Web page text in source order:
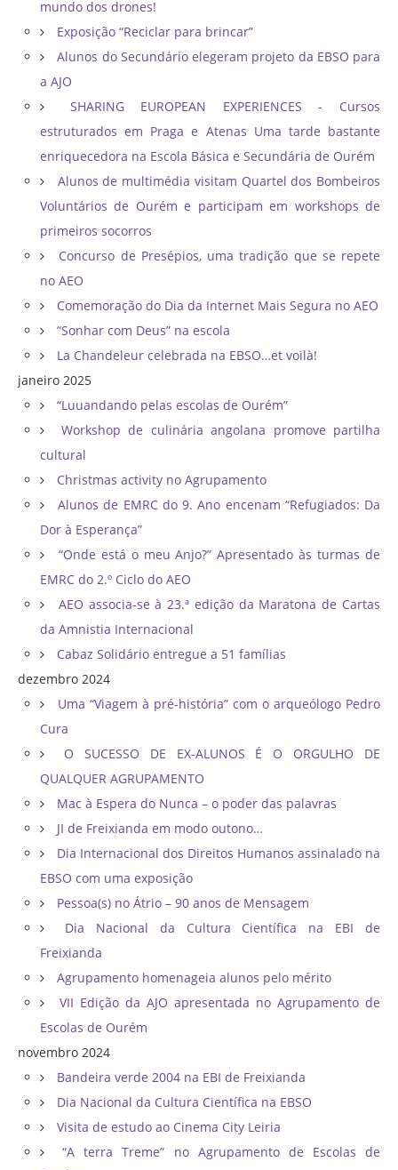
mundo dos drones!
Exposição “Reciclar para brincar”
Alunos do Secundário elegeram projeto da EBSO para
a AJO
SHARING EUROPEAN EXPERIENCES - Cursos
estruturados em Praga e Atenas Uma tarde bastante
enriquecedora na Escola Básica e Secundária de Ourém
Alunos de multimédia visitam Quartel dos Bombeiros
Voluntários de Ourém e participam em workshops de
primeiros socorros
Concurso de Presépios, uma tradição que se repete
no AEO
Comemoração do Dia da Internet Mais Segura no AEO
“Sonhar com Deus” na escola
La Chandeleur celebrada na EBSO…et voilà!
janeiro 2025
“Luuandando pelas escolas de Ourém”
Workshop de culinária angolana promove partilha
cultural
Christmas activity no Agrupamento
Alunos de EMRC do 9. Ano encenam “Refugiados: Da
Dor à Esperança”
“Onde está o meu Anjo?” Apresentado às turmas de
EMRC do 2.º Ciclo do AEO
AEO associa-se à 23.ª edição da Maratona de Cartas
da Amnistia Internacional
Cabaz Solidário entregue a 51 famílias
dezembro 2024
Uma “Viagem à pré-história” com o arqueólogo Pedro
Cura
O SUCESSO DE EX-ALUNOS É O ORGULHO DE
QUALQUER AGRUPAMENTO
Mac à Espera do Nunca – o poder das palavras
JI de Freixianda em modo outono…
Dia Internacional dos Direitos Humanos assinalado na
EBSO com uma exposição
Pessoa(s) no Átrio – 90 anos de Mensagem
Dia Nacional da Cultura Científica na EBI de
Freixianda
Agrupamento homenageia alunos pelo mérito
VII Edição da AJO apresentada no Agrupamento de
Escolas de Ourém
novembro 2024
Bandeira verde 2004 na EBI de Freixianda
Dia Nacional da Cultura Científica na EBSO
Visita de estudo ao Cinema City Leiria
“A terra Treme” no Agrupamento de Escolas de